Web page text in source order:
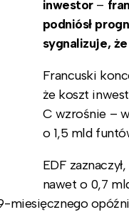
inwestor –
podniósł
sygnalizuje,
Francuski
że koszt
C wzrośnie –
o 1,5 mld
EDF
nawet o 0,7